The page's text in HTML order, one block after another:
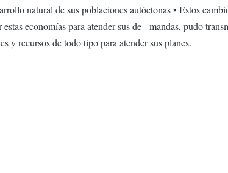
natural de sus poblaciones autóctonas • Estos
economías para atender sus de - mandas, pudo
y recursos de todo tipo para atender sus planes.